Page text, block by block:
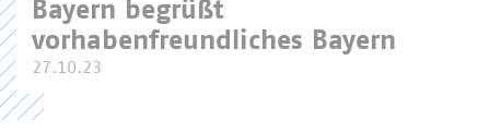
Bayern begrüßt
vorhabenfreundliches Bayern
27.10.23